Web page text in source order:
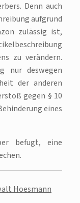
Denn auch
aufgrund
zulässig ist,
zu verändern.
nur deswegen
der anderen
gegen § 10
eines
befugt, eine
Hoesmann